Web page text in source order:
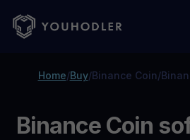
Home/Buy/Binance Coin/
Binance Coin